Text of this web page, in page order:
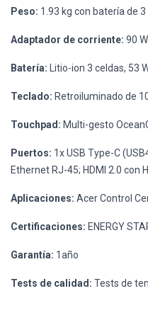
Peso: 1.93 kg con batería de 3
Adaptador de corriente: 90
Batería: Litio-ion 3 celdas, 53
Teclado: Retroiluminado de
Touchpad: Multi-gesto
Puertos: 1x USB Type-C
Ethernet RJ-45; HDMI 2.0 con
Aplicaciones: Acer Control
Certificaciones: ENERGY
Garantía: 1año
Tests de calidad: Tests de